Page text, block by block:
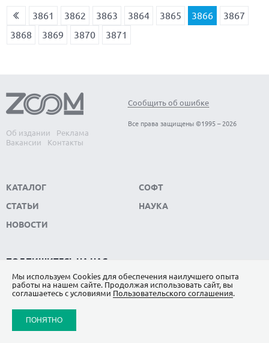
3861 3862 3863 3864 3865 3866
3867
3868
3869 3870 3871
Об издании
Реклама
Вакансии
Контакты
Сообщить об ошибке
Все права защищены ©1995 – 2026
КАТАЛОГ
СТАТЬИ
НОВОСТИ
СОФТ
НАУКА
ПОДПИШИТЕСЬ НА НАС
ЯНДЕКС.ДЗЕН
Мы используем Сookies для обеспечения наилучшего опыта
работы на нашем сайте. Продолжая использовать сайт, вы
соглашаетесь с условиями Пользовательского соглашения.
ПОНЯТНО